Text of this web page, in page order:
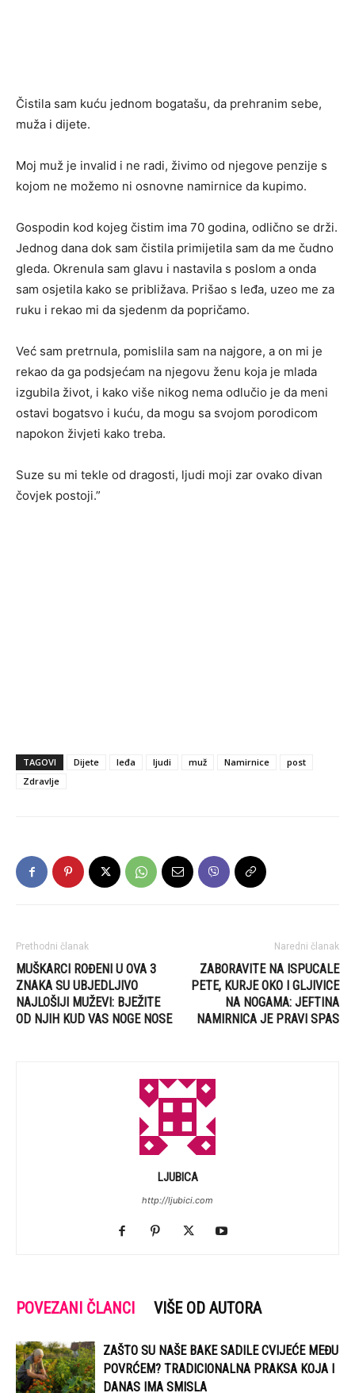
Čistila sam kuću jednom bogatašu, da prehranim sebe,
muža i dijete.
Moj muž je invalid i ne radi, živimo od njegove penzije s
kojom ne možemo ni osnovne namirnice da kupimo.
Gospodin kod kojeg čistim ima 70 godina, odlično se drži.
Jednog dana dok sam čistila primijetila sam da me čudno
gleda. Okrenula sam glavu i nastavila s poslom a onda
sam osjetila kako se približava. Prišao s leđa, uzeo me za
ruku i rekao mi da sjedenm da popričamo.
Već sam pretrnula, pomislila sam na najgore, a on mi je
rekao da ga podsjećam na njegovu ženu koja je mlada
izgubila život, i kako više nikog nema odlučio je da meni
ostavi bogatsvo i kuću, da mogu sa svojom porodicom
napokon živjeti kako treba.
Suze su mi tekle od dragosti, ljudi moji zar ovako divan
čovjek postoji.”
TAGOVI Dijete leđa ljudi muž Namirnice
post
Zdravlje
Prethodni članak
MUŠKARCI ROĐENI U OVA 3
ZNAKA SU UBJEDLJIVO
NAJLOŠIJI MUŽEVI: BJEŽITE
OD NJIH KUD VAS NOGE NOSE
Naredni članak
ZABORAVITE NA ISPUCALE
PETE, KURJE OKO I GLJIVICE
NA NOGAMA: JEFTINA
NAMIRNICA JE PRAVI SPAS
LJUBICA
http://ljubici.com
POVEZANI ČLANCI VIŠE OD AUTORA
ZAŠTO SU NAŠE BAKE SADILE CVIJEĆE MEĐU
POVRĆEM? TRADICIONALNA PRAKSA KOJA I
DANAS IMA SMISLA